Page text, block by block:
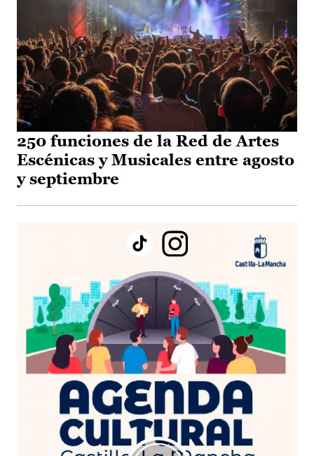
250 funciones de la Red de Artes
Escénicas y Musicales entre agosto
y septiembre